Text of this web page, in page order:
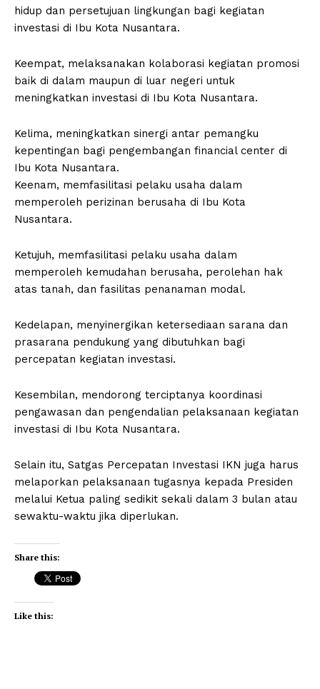
hidup dan persetujuan lingkungan bagi kegiatan
investasi di Ibu Kota Nusantara.
Keempat, melaksanakan kolaborasi kegiatan promosi
baik di dalam maupun di luar negeri untuk
meningkatkan investasi di Ibu Kota Nusantara.
Kelima, meningkatkan sinergi antar pemangku
kepentingan bagi pengembangan financial center di
Ibu Kota Nusantara.
Keenam, memfasilitasi pelaku usaha dalam
memperoleh perizinan berusaha di Ibu Kota
Nusantara.
Ketujuh, memfasilitasi pelaku usaha dalam
memperoleh kemudahan berusaha, perolehan hak
atas tanah, dan fasilitas penanaman modal.
Kedelapan, menyinergikan ketersediaan sarana dan
prasarana pendukung yang dibutuhkan bagi
percepatan kegiatan investasi.
Kesembilan, mendorong terciptanya koordinasi
pengawasan dan pengendalian pelaksanaan kegiatan
investasi di Ibu Kota Nusantara.
Selain itu, Satgas Percepatan Investasi IKN juga harus
melaporkan pelaksanaan tugasnya kepada Presiden
melalui Ketua paling sedikit sekali dalam 3 bulan atau
sewaktu-waktu jika diperlukan.
Share this:
Like this: